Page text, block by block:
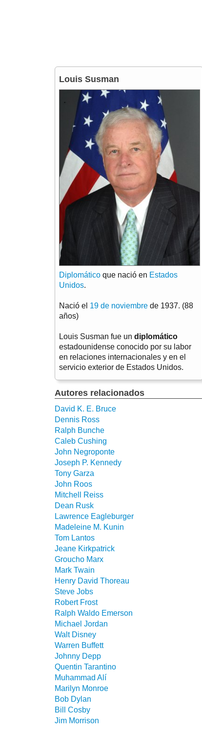
Louis Susman
Diplomático que nació en Estados
Unidos.
Nació el 19 de noviembre de 1937. (88
años)
Louis Susman fue un diplomático
estadounidense conocido por su labor
en relaciones internacionales y en el
servicio exterior de Estados Unidos.
Autores relacionados
David K. E. Bruce
Dennis Ross
Ralph Bunche
Caleb Cushing
John Negroponte
Joseph P. Kennedy
Tony Garza
John Roos
Mitchell Reiss
Dean Rusk
Lawrence Eagleburger
Madeleine M. Kunin
Tom Lantos
Jeane Kirkpatrick
Groucho Marx
Mark Twain
Henry David Thoreau
Steve Jobs
Robert Frost
Ralph Waldo Emerson
Michael Jordan
Walt Disney
Warren Buffett
Johnny Depp
Quentin Tarantino
Muhammad Alí
Marilyn Monroe
Bob Dylan
Bill Cosby
Jim Morrison